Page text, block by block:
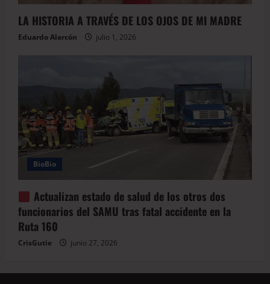
LA HISTORIA A TRAVÉS DE LOS OJOS DE MI MADRE
Eduardo Alarcón julio 1, 2026
BioBio
Actualizan estado de salud de los otros dos
funcionarios del SAMU tras fatal accidente en la
Ruta 160
CrisGutie junio 27, 2026